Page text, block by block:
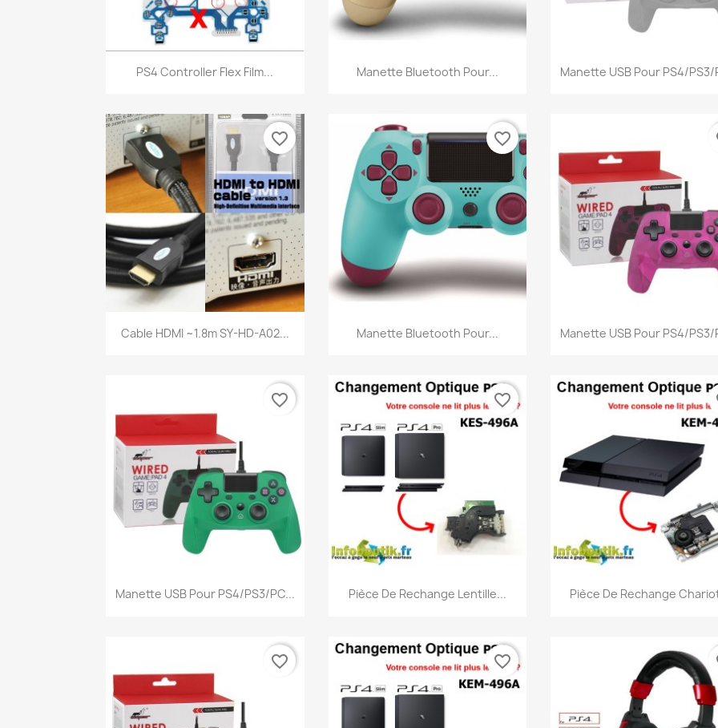
Aperçu rapide
PS4 Controller Flex Film... Aperçu rapide
Manette Bluetooth Pour...  Aperçu rapide
Manette USB Pour PS4/PS3/
Aperçu rapide
Cable HDMI ~1.8m SY-HD-A02...
favorite_border
Aperçu rapide
Manette Bluetooth Pour...
favorite_border
 Aperçu rapide
Manette USB Pour PS4/PS3/
 Aperçu rapide
Manette USB Pour PS4/PS3/PC...
favorite_border
Aperçu rapide
Pièce De Rechange Lentille...
favorite_border
Aperçu rapide
Pièce De Rechange
favorite_border favorite_border